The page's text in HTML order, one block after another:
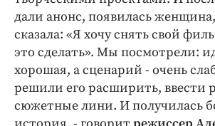
дали анонс, появилась
сказала: «Я хочу снять свой
это сделать». Мы посмотрели:
хорошая, а сценарий - очень
решили его расширить, ввести
сюжетные лини. И получилась